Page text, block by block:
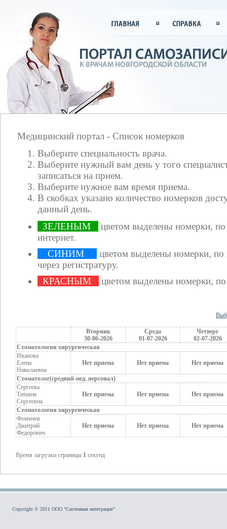
Медицинский портал - Список номерков
Выберите специальность врача.
Выберите нужный вам день у того
записаться на прием.
Выберите нужное вам время приема.
В скобках указано количество номерков
данный день.
ЗЕЛЕНЫМ
цветом выделены номерки,
интернет.
СИНИМ
цветом выделены номерки,
через регистратуру.
КРАСНЫМ
цветом выделены номерки,
Вторник
30-06-2026
Среда
01-07-2026
Четверг
02-07-2026
Стоматология хирургическая
Иванова
Елена
Николаевна
Нет приема Нет приема Нет приема
Стоматолог(средний мед. персонал)
Сергеева
Татьяна
Сергеевна
Нет приема Нет приема Нет приема
Стоматология хирургическая
Фомичев
Дмитрий
Федорович
Нет приема Нет приема Нет приема
Время загрузки страницы 1 секунд
Copyright © 2011 ООО "Системная интеграция"